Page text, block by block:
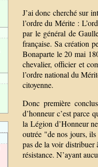
J’ai donc cherché sur
l’ordre du Mérite :
par le général de
française. Sa création
Bonaparte le 20 mai
chevalier, officier et
l’ordre national du
citoyenne.
Donc première
d’honneur c’est parce
la Légion d’Honneur
outrée "de nos jours,
pas de la voir distribuer
résistance. N’ayant